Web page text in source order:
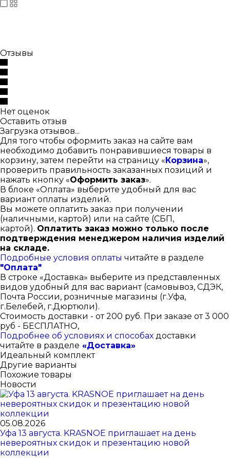
Отзывы
Нет оценок
Оставить отзыв
Загрузка отзывов...
Для того чтобы оформить заказ на сайте вам
необходимо добавить понравившиеся товары в
корзину, затем перейти на страницу «Корзина»,
проверить правильность заказанных позиций и
нажать кнопку «Оформить заказ».
В блоке «Оплата» выберите удобный для вас
вариант оплаты изделий.
Вы можете оплатить заказ при получении
(наличными, картой) или на сайте (СБП,
картой). Оплатить заказ можно только после
подтверждения менеджером наличия изделий
на складе.
Подробные условия оплаты читайте в разделе
"Оплата"
В строке «Доставка» выберите из представленных
видов удобный для вас вариант (самовывоз, СДЭК,
Почта России, розничные магазины (г.Уфа,
г.Белебей, г.Дюртюли).
Стоимость доставки - от 200 руб. При заказе от 3 000
руб - БЕСПЛАТНО,
Подробнее об условиях и способах доставки
читайте в разделе «Доставка»
Идеальный комплект
Другие варианты
Похожие товары
Новости
05.08.2026
Уфа 13 августа. KRASNOE приглашает на день
невероятных скидок и презентацию новой
коллекции